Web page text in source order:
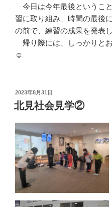
今日は今年最後というこ
習に取り組み、時間の最後
の前で、練習の成果を発表し
帰り際には、しっかりと
☺
投
稿
日:
2023年8月31日
北見社会見学②